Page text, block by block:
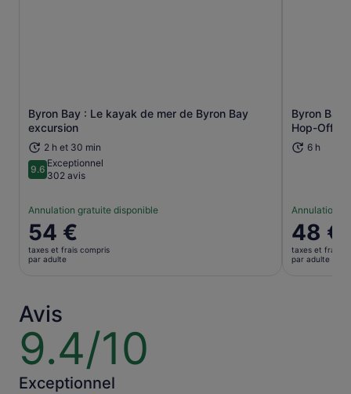
Byron Bay : Le kayak de mer de Byron Bay
excursion
2 h et 30 min
9.69.6 sur 10
Exceptionnel
302 avis
Annulation gratuite disponible
Le
prix
est
adulte
54 €
taxes et frais compris
par adulte
S’ouvre dans un nouvel onglet.
Byron Bay
Hop-Off
6 h
Annulation
Le
prix
est
48 €
taxes et frais
par adulte
Avis
9.4/10
9.4
sur
10
Exceptionnel